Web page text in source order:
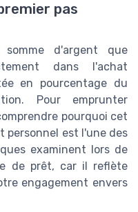
pas
d'argent que
dans l'achat
en pourcentage du
Pour emprunter
pourquoi cet
personnel est l'une des
examinent lors de
de prêt, car il reflète
engagement envers